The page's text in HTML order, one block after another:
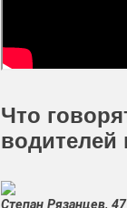
Что
водителей
Степан Рязанцев,